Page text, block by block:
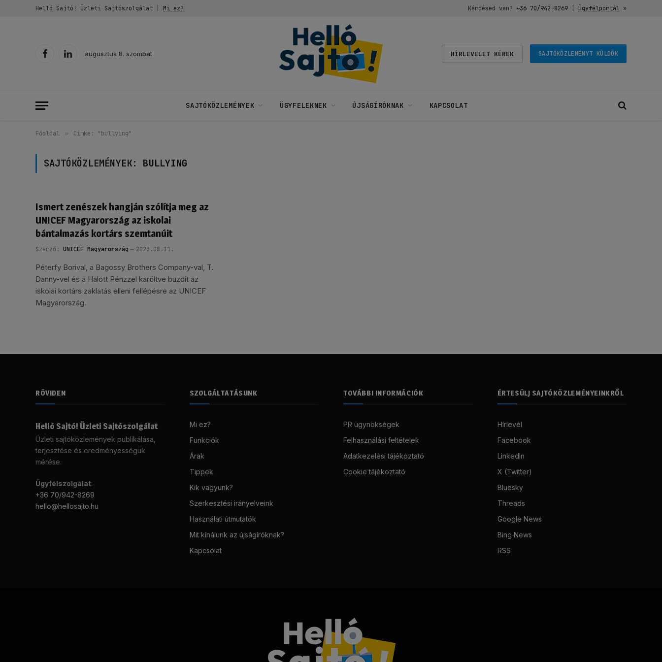
Helló Sajtó! Üzleti Sajtószolgálat | Mi ez? Kérdésed van? +36 70/942-8269| Ügyfélportál»
FacebookLinkedIn
augusztus 8. szombat HÍRLEVELET KÉREK SAJTÓKÖZLEMÉNYT KÜLDÖK
SAJTÓKÖZLEMÉNYEK ÜGYFELEKNEK ÚJSÁGÍRÓKNAK KAPCSOLAT
Főoldal » Címke: "bullying"
SAJTÓKÖZLEMÉNYEK: BULLYING
Ismert zenészek hangján szólítja meg az
UNICEF Magyarország az iskolai
bántalmazás kortárs szemtanúit
Szerző: UNICEF Magyarország 2023.08.11.
Péterfy Borival, a Bagossy Brothers Company-val, T.
Danny-vel és a Halott Pénzzel karöltve buzdít az
iskolai kortárs zaklatás elleni fellépésre az UNICEF
Magyarország.
RÖVIDEN
Helló Sajtó! Üzleti Sajtószolgálat
Üzleti sajtóközlemények publikálása,
terjesztése és eredményességük
mérése.
Ügyfélszolgálat:
+36 70/942-8269
hello@hellosajto.hu
SZOLGÁLTATÁSUNK
Mi ez?
Funkciók
Árak
Tippek
Kik vagyunk?
Szerkesztési irányelveink
Használati útmutatók
Mit kínálunk az újságíróknak?
Kapcsolat
TOVÁBBI INFORMÁCIÓK
PR ügynökségek
Felhasználási feltételek
Adatkezelési tájékoztató
Cookie tájékoztató
ÉRTESÜLJ SAJTÓKÖZLEMÉNYEINKRŐL
Hírlevél
Facebook
LinkedIn
X (Twitter)
Bluesky
Threads
Google News
Bing News
RSS